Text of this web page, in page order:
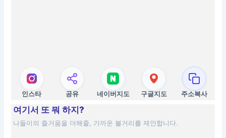
인스타 공유 네이버지도 구글지도 주소복사
여기서 또 뭐 하지?
나들이의 즐거움을 더해줄, 가까운 볼거리를 제안합니다.